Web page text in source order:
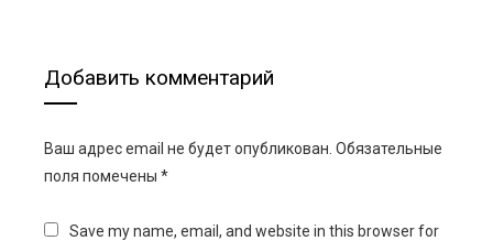
Добавить комментарий
Ваш адрес email не будет опубликован. Обязательные
поля помечены *
Save my name, email, and website in this browser for